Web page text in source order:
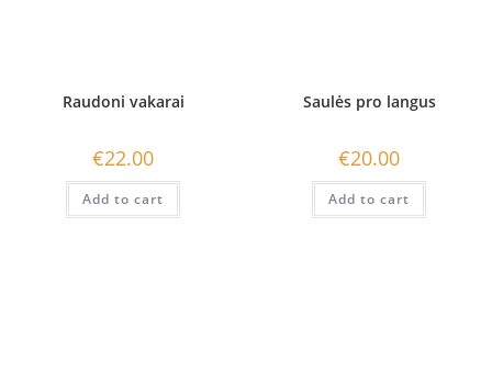
Raudoni vakarai
€22.00
Add to cart
Saulės pro langus
€20.00
Add to cart